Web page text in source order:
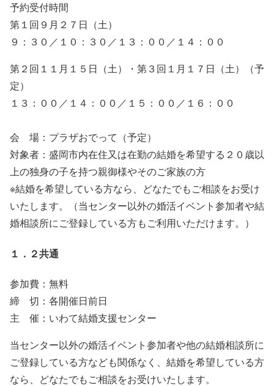
予約受付時間
第１回９月２７日（土）
９：３０／１０：３０／１３：００／１４：００
第２回１１月１５日（土）・第３回１月１７日（土）（予
定）
１３：００／１４：００／１５：００／１６：００
会 場：プラザおでって（予定）
対象者：盛岡市内在住又は在勤の結婚を希望する２０歳以
上の独身の子を持つ親御様やそのご家族の方
※結婚を希望している方なら、どなたでもご相談をお受け
いたします。（当センター以外の婚活イベント参加者や結
婚相談所にご登録している方もご利用いただけます。）
１．２共通
参加費：無料
締 切：各開催日前日
主 催：いわて結婚支援センター
当センター以外の婚活イベント参加者や他の結婚相談所に
ご登録している方なども関係なく、結婚を希望している方
なら、どなたでもご相談をお受けいたします。